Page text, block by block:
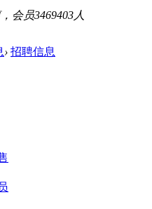
会员3469403人
› 招聘信息